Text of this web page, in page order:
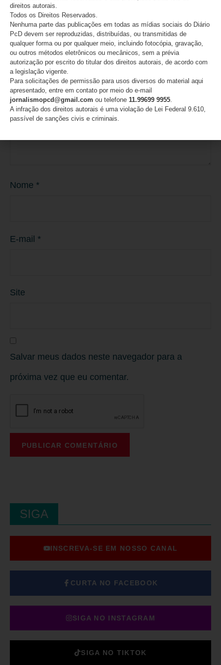
Deixe um comentário
O seu endereço de e-mail não será publicado. Campos
obrigatórios são marcados com*
Comentário*
Nome *
E-mail *
Site
Salvar meus dados neste navegador para a
próxima vez que eu comentar.
SIGA
INSCREVA-SE EM NOSSO CANAL
CURTA NO FACEBOOK
SIGA NO INSTAGRAM
SIGA NO TIKTOK
direitos autorais.
Todos os Direitos Reservados.
Nenhuma parte das publicações em todas as mídias sociais do Diário
PcD devem ser reproduzidas, distribuídas, ou transmitidas de
qualquer forma ou por qualquer meio, incluindo fotocópia, gravação,
ou outros métodos eletrônicos ou mecânicos, sem a prévia
autorização por escrito do titular dos direitos autorais, de acordo com
a legislação vigente.
Para solicitações de permissão para usos diversos do material aqui
apresentado, entre em contato por meio do e-mail
jornalismopcd@gmail.com ou telefone 11.99699 9955.
A infração dos direitos autorais é uma violação de Lei Federal 9.610,
passível de sanções civis e criminais.